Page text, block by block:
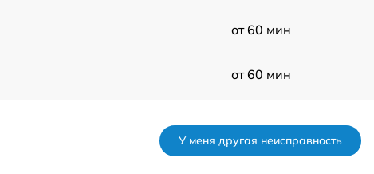
от 60 мин
от 60 мин
У меня другая неисправность